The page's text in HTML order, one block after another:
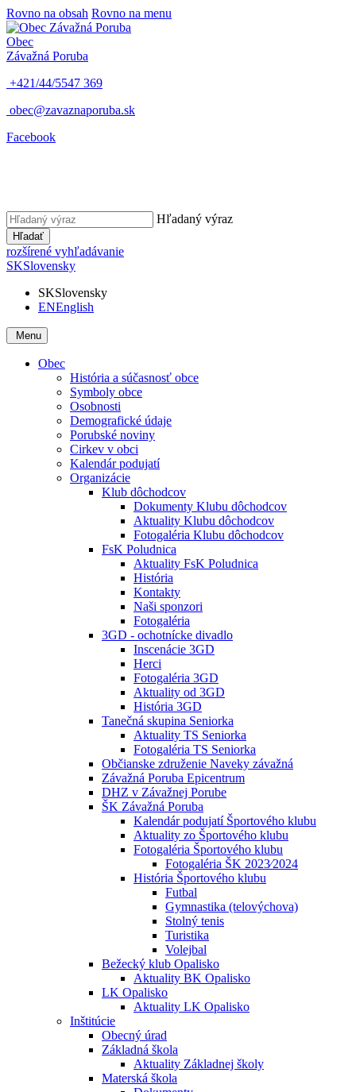
Rovno na obsah Rovno na menu
Obec
Závažná Poruba
+421/44/5547 369
obec@zavaznaporuba.sk
Facebook
Hľadaný výraz
Hľadať
rozšírené vyhľadávanie
SKSlovensky
SKSlovensky
ENEnglish
Menu
Obec
História a súčasnosť obce
Symboly obce
Osobnosti
Demografické údaje
Porubské noviny
Cirkev v obci
Kalendár podujatí
Organizácie
Klub dôchodcov
Dokumenty Klubu dôchodcov
Aktuality Klubu dôchodcov
Fotogaléria Klubu dôchodcov
FsK Poludnica
Aktuality FsK Poludnica
História
Kontakty
Naši sponzori
Fotogaléria
3GD - ochotnícke divadlo
Inscenácie 3GD
Herci
Fotogaléria 3GD
Aktuality od 3GD
História 3GD
Tanečná skupina Seniorka
Aktuality TS Seniorka
Fotogaléria TS Seniorka
Občianske združenie Naveky závažná
Závažná Poruba Epicentrum
DHZ v Závažnej Porube
ŠK Závažná Poruba
Kalendár podujatí Športového klubu
Aktuality zo Športového klubu
Fotogaléria Športového klubu
Fotogaléria ŠK 2023⁄2024
História Športového klubu
Futbal
Gymnastika (telovýchova)
Stolný tenis
Turistika
Volejbal
Bežecký klub Opalisko
Aktuality BK Opalisko
LK Opalisko
Aktuality LK Opalisko
Inštitúcie
Obecný úrad
Základná škola
Aktuality Základnej školy
Materská škola